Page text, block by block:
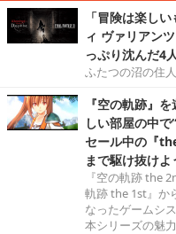
「冒険は楽し
ィ ヴァリアン
っぷり沈んだ4
ふたつの沼の住
『空の軌跡』
しい部屋の中
セール中の『
まで駆け抜けよ
『空の軌跡 the
軌跡 the 1st』か
なったゲームシ
本シリーズの魅